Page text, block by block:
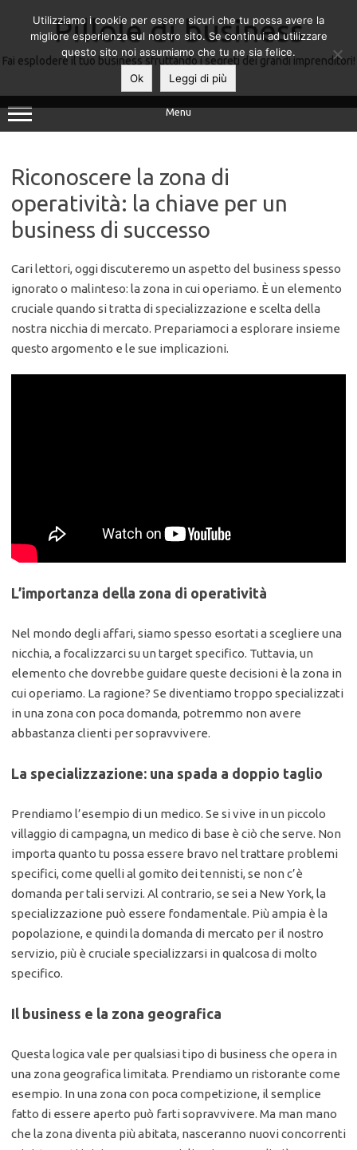
Pillole di business
Fai esplodere il tuo business sfruttando i segreti dei grandi imprenditori!
Menu
Riconoscere la zona di
operatività: la chiave per un
business di successo
Cari lettori, oggi discuteremo un aspetto del business spesso
ignorato o malinteso: la zona in cui operiamo. È un elemento
cruciale quando si tratta di specializzazione e scelta della
nostra nicchia di mercato. Prepariamoci a esplorare insieme
questo argomento e le sue implicazioni.
L’importanza della zona di operatività
Nel mondo degli affari, siamo spesso esortati a scegliere una
nicchia, a focalizzarci su un target specifico. Tuttavia, un
elemento che dovrebbe guidare queste decisioni è la zona in
cui operiamo. La ragione? Se diventiamo troppo specializzati
in una zona con poca domanda, potremmo non avere
abbastanza clienti per sopravvivere.
La specializzazione: una spada a doppio taglio
Prendiamo l’esempio di un medico. Se si vive in un piccolo
villaggio di campagna, un medico di base è ciò che serve. Non
importa quanto tu possa essere bravo nel trattare problemi
specifici, come quelli al gomito dei tennisti, se non c’è
domanda per tali servizi. Al contrario, se sei a New York, la
specializzazione può essere fondamentale. Più ampia è la
popolazione, e quindi la domanda di mercato per il nostro
servizio, più è cruciale specializzarsi in qualcosa di molto
specifico.
Il business e la zona geografica
Questa logica vale per qualsiasi tipo di business che opera in
una zona geografica limitata. Prendiamo un ristorante come
esempio. In una zona con poca competizione, il semplice
fatto di essere aperto può farti sopravvivere. Ma man mano
che la zona diventa più abitata, nasceranno nuovi concorrenti
Utilizziamo i cookie per essere sicuri che tu possa avere la
migliore esperienza sul nostro sito. Se continui ad utilizzare
questo sito noi assumiamo che tu ne sia felice.
Ok Leggi di più